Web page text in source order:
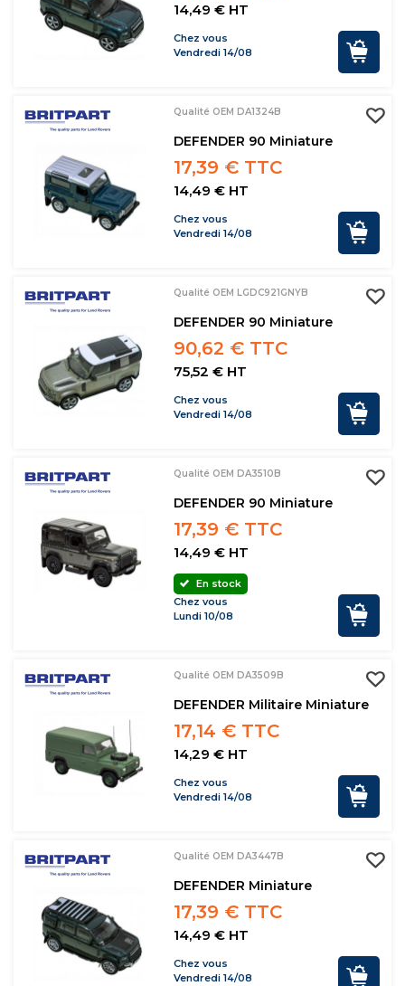
14,49 € HT
Chez vous
Vendredi 14/08
Qualité OEM DA1324B
DEFENDER 90 Miniature
17,39 € TTC
14,49 € HT
Chez vous
Vendredi 14/08
Qualité OEM LGDC921GNYB
DEFENDER 90 Miniature
90,62 € TTC
75,52 € HT
Chez vous
Vendredi 14/08
Qualité OEM DA3510B
DEFENDER 90 Miniature
17,39 € TTC
14,49 € HT
En stock
Chez vous
Lundi 10/08
Qualité OEM DA3509B
DEFENDER Militaire Miniature
17,14 € TTC
14,29 € HT
Chez vous
Vendredi 14/08
Qualité OEM DA3447B
DEFENDER Miniature
17,39 € TTC
14,49 € HT
Chez vous
Vendredi 14/08